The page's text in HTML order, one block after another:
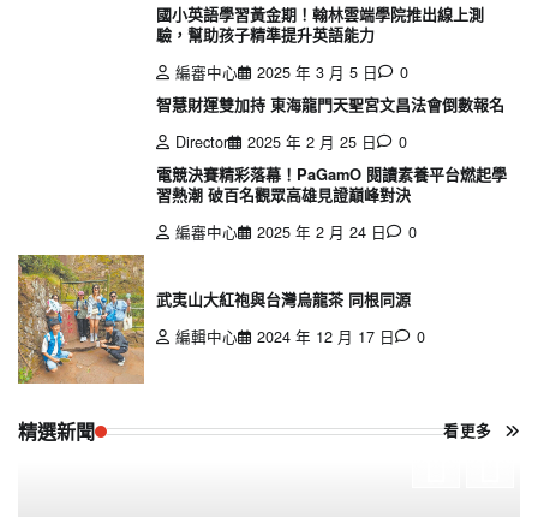
國小英語學習黃金期！翰林雲端學院推出線上測
驗，幫助孩子精準提升英語能力
編審中心
2025 年 3 月 5 日
0
智慧財運雙加持 東海龍門天聖宮文昌法會倒數報名
Director
2025 年 2 月 25 日
0
電競決賽精彩落幕！PaGamO 閱讀素養平台燃起學
習熱潮 破百名觀眾高雄見證巔峰對決
編審中心
2025 年 2 月 24 日 0
武夷山大紅袍與台灣烏龍茶 同根同源
編輯中心
2024 年 12 月 17 日 0
精選新聞 看更多